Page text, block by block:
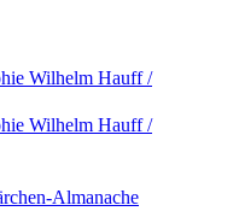
Wilhelm Hauff /
Wilhelm Hauff /
Almanache